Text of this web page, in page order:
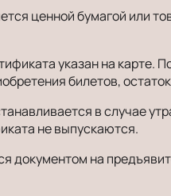
ценной бумагой или
указан на карте.
билетов,
в случае
не выпускаются.
документом на